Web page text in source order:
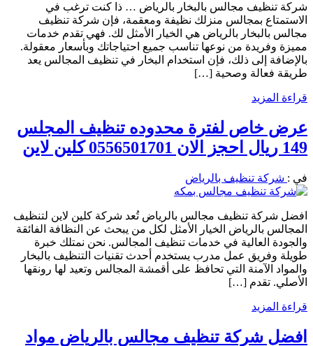
شركة تنظيف مجالس بالبخار بالرياض … ذا كنت ترغب في
الاستمتاع بمجالس منزلك نظيفة ومعقمة، فإن شركة تنظيف
مجالس بالبخار بالرياض هي الخيار الأمثل لك. فهي تقدم خدمات
مميزة وفريدة من نوعها تناسب جميع احتياجاتك وبأسعار معقولة.
بالإضافة إلى ذلك، فإن استخدام البخار في تنظيف المجالس يعد
طريقة فعالة وصحية […]
قراءة المزيد
عرض خاص لفترة محدوده تنظيف المجلس
149 ريال احجز الان 0556501701 كلين لاين
في : شركة تنظيف بالرياض
افضل شركة تنظيف مجالس بالرياض تُعد شركة كلين لاين لتنظيف
المجالس بالرياض الخيار الأمثل لكل من يبحث عن النظافة الفائقة
والجودة العالية في خدمات تنظيف المجالس. نحن نمتلك خبرة
طويلة وفريق عمل مدرب يستخدم أحدث تقنيات التنظيف بالبخار
والمواد الآمنة التي تحافظ على أقمشة المجالس وتعيد لها رونقها
الأصلي. تقدم […]
قراءة المزيد
افضل شركة تنظيف مجالس بالرياض مواد